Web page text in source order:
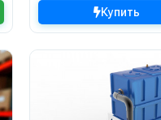
Купить